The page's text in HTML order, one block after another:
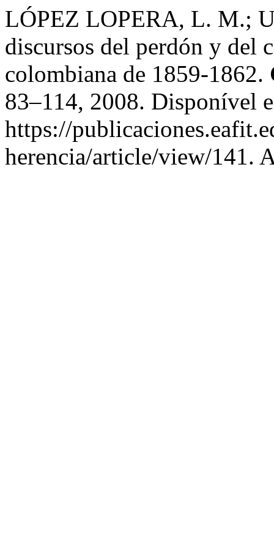
LÓPEZ LOPERA, L. M.;
discursos del perdón y del
colombiana de 1859-1862.
83–114, 2008. Disponível
https://
herencia/article/view/141.